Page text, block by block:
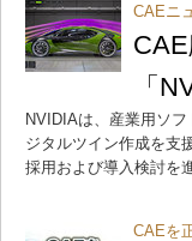
CAEニ
「
NVIDIAは、産業用ソ
ジタルツイン作成を支
採用および導入検討を
CAEを